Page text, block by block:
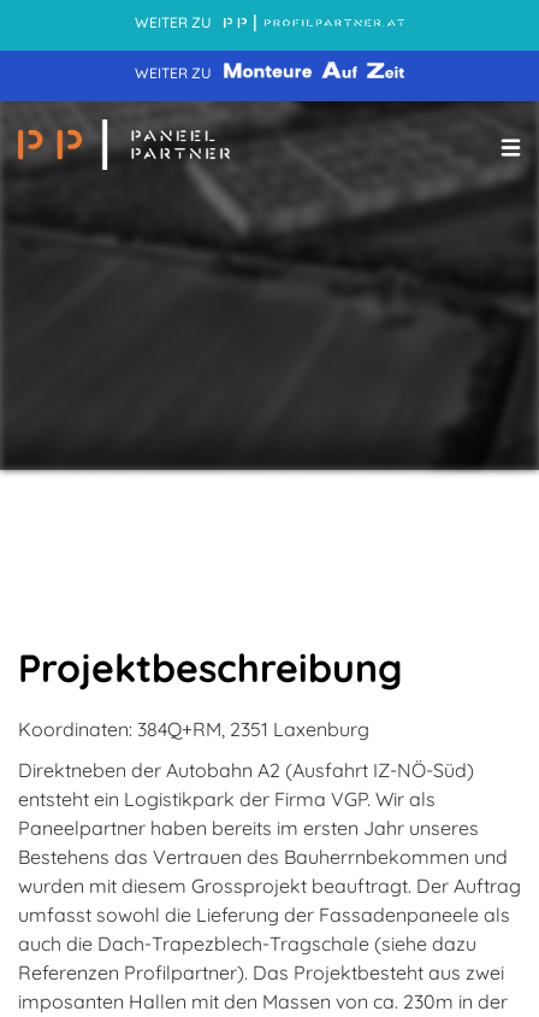
WEITER ZU
WEITER ZU
Projektbeschreibung
Koordinaten: 384Q+RM, 2351 Laxenburg
Direktneben der Autobahn A2 (Ausfahrt IZ-NÖ-Süd)
entsteht ein Logistikpark der Firma VGP. Wir als
Paneelpartner haben bereits im ersten Jahr unseres
Bestehens das Vertrauen des Bauherrnbekommen und
wurden mit diesem Grossprojekt beauftragt. Der Auftrag
umfasst sowohl die Lieferung der Fassadenpaneele als
auch die Dach-Trapezblech-Tragschale (siehe dazu
Referenzen Profilpartner). Das Projektbesteht aus zwei
imposanten Hallen mit den Massen von ca. 230m in der